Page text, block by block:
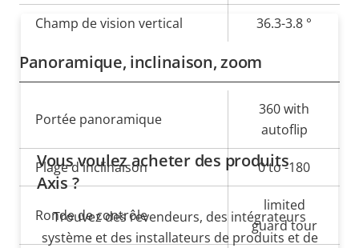
Champ de vision vertical 36.3-3.8 °
Panoramique, inclinaison, zoom
de la
propriété
propriété
Portée panoramique
360 with
autoflip
Plage d'inclinaison 0 to -180
Ronde de contrôle
limited
guard tour
Vous voulez acheter des produits
Axis ?
Trouvez des revendeurs, des intégrateurs
système et des installateurs de produits et de